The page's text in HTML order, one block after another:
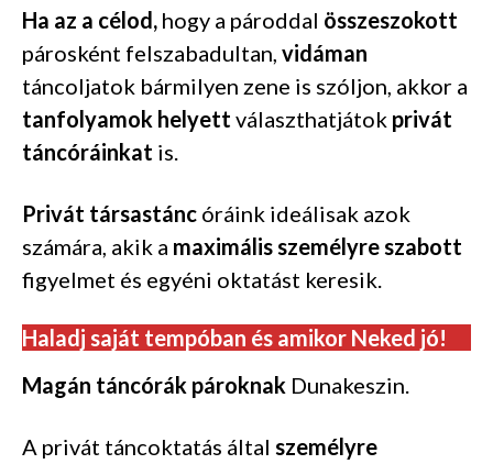
Ha az a célod, hogy a pároddal összeszokott
párosként felszabadultan, vidáman
táncoljatok bármilyen zene is szóljon, akkor a
tanfolyamok helyett választhatjátok privát
táncóráinkat is.
Privát társastánc óráink ideálisak azok
számára, akik a maximális személyre szabott
figyelmet és egyéni oktatást keresik.
Haladj saját tempóban és amikor Neked jó!
Magán táncórák pároknak Dunakeszin.
A privát táncoktatás által személyre